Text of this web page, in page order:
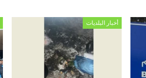
أخبار البلديات